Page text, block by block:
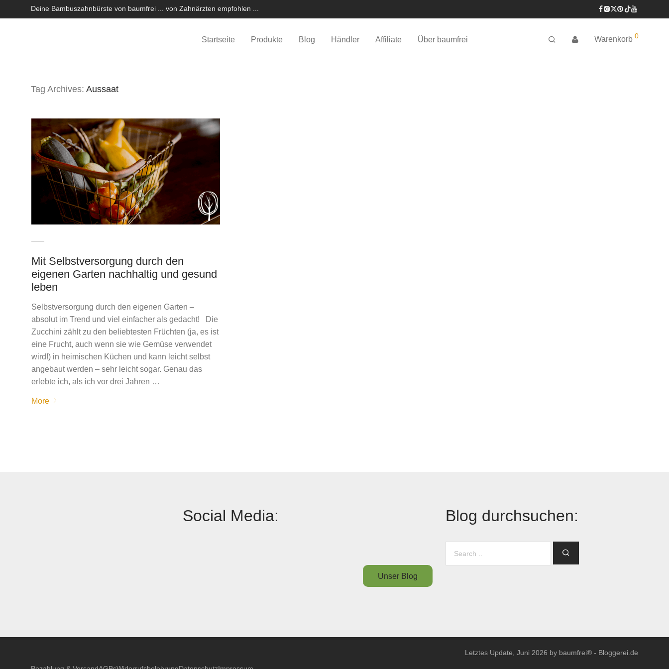
Deine Bambuszahnbürste von baumfrei ... von Zahnärzten empfohlen ...
Startseite Produkte Blog Händler Affiliate Über baumfrei Warenkorb 0
Tag Archives: Aussaat
Mit Selbstversorgung durch den
eigenen Garten nachhaltig und gesund
leben
Selbstversorgung durch den eigenen Garten –
absolut im Trend und viel einfacher als gedacht! Die
Zucchini zählt zu den beliebtesten Früchten (ja, es ist
eine Frucht, auch wenn sie wie Gemüse verwendet
wird!) in heimischen Küchen und kann leicht selbst
angebaut werden – sehr leicht sogar. Genau das
erlebte ich, als ich vor drei Jahren …
More
Social Media:
Unser Blog
Blog durchsuchen:
Letztes Update, Juni 2026 by baumfrei® - Bloggerei.de